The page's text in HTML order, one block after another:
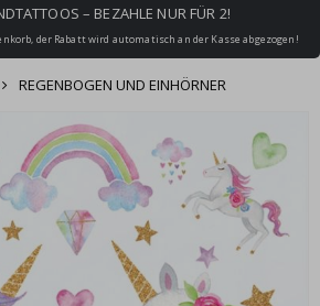
– BEZAHLE NUR FÜR 2!
der Rabatt wird automatisch an der Kasse abgezogen!
REGENBOGEN UND EINHÖRNER
✔️
Wagen Kasse